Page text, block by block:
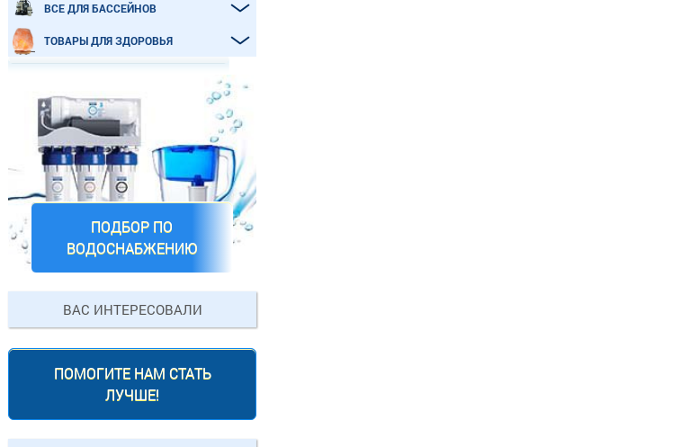
ВСЕ ДЛЯ БАССЕЙНОВ
ТОВАРЫ ДЛЯ ЗДОРОВЬЯ
ПОДБОР ПО
ВОДОСНАБЖЕНИЮ
ВАС ИНТЕРЕСОВАЛИ
ПОМОГИТЕ НАМ СТАТЬ
ЛУЧШЕ!